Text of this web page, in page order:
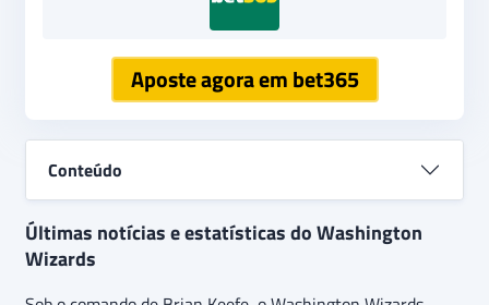
Aposte agora em bet365
Conteúdo
Últimas notícias e estatísticas do Washington
Wizards